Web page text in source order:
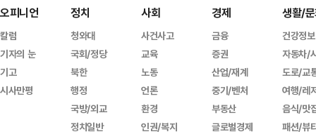
오피니언
칼럼
기자의 눈
기고
시사만평
정치
청와대
국회/정당
북한
행정
국방/외교
정치일반
사회
사건사고
교육
노동
언론
환경
인권/복지
경제
금융
증권
산업/재계
중기/벤처
부동산
글로벌경제
생활/
건강정보
자동차/
도로/교
여행/레
음식/맛
패션/뷰